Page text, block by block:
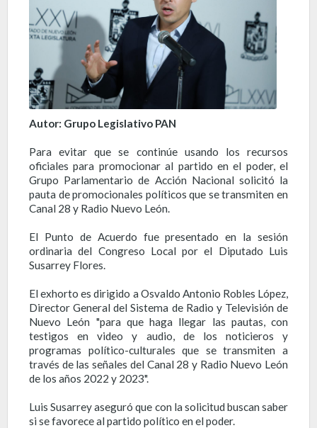
Autor: Grupo Legislativo PAN
Para evitar que se continúe usando los recursos
oficiales para promocionar al partido en el poder, el
Grupo Parlamentario de Acción Nacional solicitó la
pauta de promocionales políticos que se transmiten en
Canal 28 y Radio Nuevo León.
El Punto de Acuerdo fue presentado en la sesión
ordinaria del Congreso Local por el Diputado Luis
Susarrey Flores.
El exhorto es dirigido a Osvaldo Antonio Robles López,
Director General del Sistema de Radio y Televisión de
Nuevo León "para que haga llegar las pautas, con
testigos en video y audio, de los noticieros y
programas político-culturales que se transmiten a
través de las señales del Canal 28 y Radio Nuevo León
de los años 2022 y 2023".
Luis Susarrey aseguró que con la solicitud buscan saber
si se favorece al partido político en el poder.